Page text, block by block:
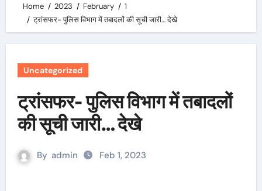
Home 2023 February
1
ट्रांसफर- पुलिस विभाग में तबादलों की सूची जारी… देखे
Uncategorized
ट्रांसफर- पुलिस विभाग में तबादलों
की सूची जारी… देखे
By admin Feb 1, 2023